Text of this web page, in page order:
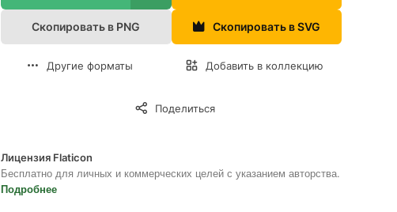
Скопировать в PNG Скопировать в SVG
Другие форматы Добавить в коллекцию
Поделиться
Лицензия Flaticon
Бесплатно для личных и коммерческих целей с указанием авторства.
Подробнее